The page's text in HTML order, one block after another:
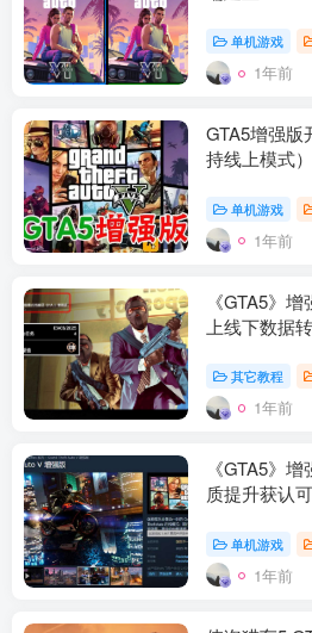
热度
关注
1679热度
关注
单机游戏
1年前
GTA5增强版
持线上模式
单机游戏
1年前
《GTA5》
上线下数据
其它教程
1年前
《GTA5》
质提升获认
单机游戏
1年前